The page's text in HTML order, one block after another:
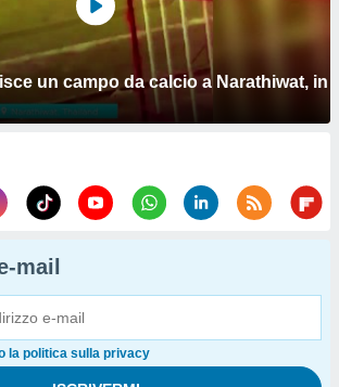
un campo da calcio a Narathiwat, in
mail
la politica sulla privacy